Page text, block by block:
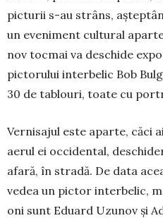
picturii s-au strâns,
un eve­niment cultural
nov tocmai va deschide
pictorului interbelic Bob
30 de tablouri, toate cu
Vernisajul este aparte, căci
aerul ei occidental,
afară, în stradă. De data
vedea un pictor interbelic,
oni sunt Eduard Uzu­nov și